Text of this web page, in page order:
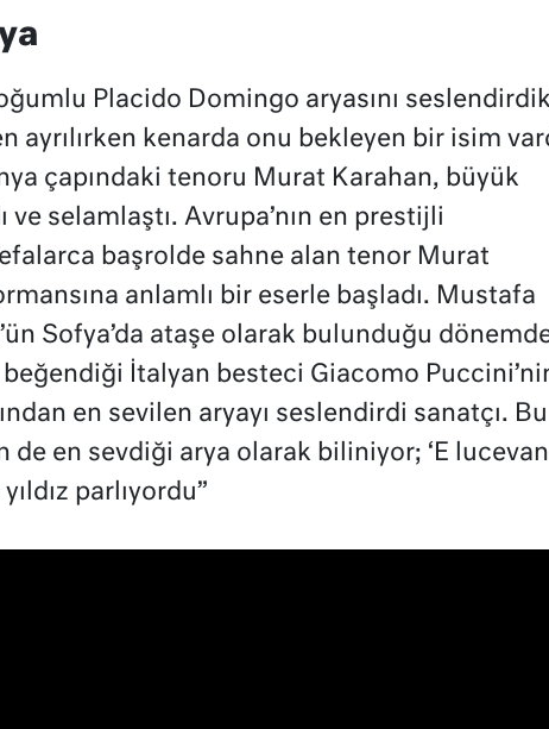
Placido Domingo aryasını
ayrılırken kenarda onu bekleyen bir isim
çapındaki tenoru Murat Karahan, büyük
ve selamlaştı. Avrupa’nın en prestijli
başrolde sahne alan tenor Murat
anlamlı bir eserle başladı. Mustafa
Sofya’da ataşe olarak bulunduğu
İtalyan besteci Giacomo
en sevilen aryayı seslendirdi sanatçı. Bu
de en sevdiği arya olarak biliniyor; ‘E
parlıyordu”